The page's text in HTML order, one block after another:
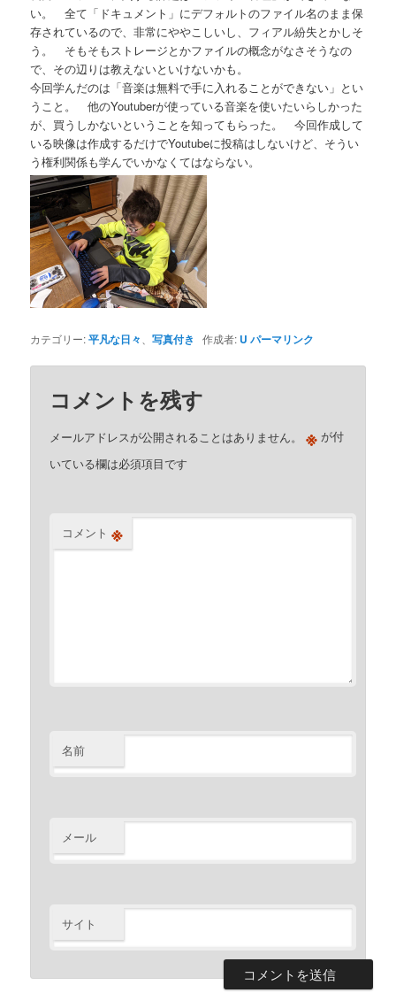
い。 全て「ドキュメント」にデフォルトのファイル名のまま保
存されているので、非常にややこしいし、フィアル紛失とかしそ
う。 そもそもストレージとかファイルの概念がなさそうなの
で、その辺りは教えないといけないかも。
今回学んだのは「音楽は無料で手に入れることができない」とい
うこと。 他のYoutuberが使っている音楽を使いたいらしかった
が、買うしかないということを知ってもらった。 今回作成して
いる映像は作成するだけでYoutubeに投稿はしないけど、そうい
う権利関係も学んでいかなくてはならない。
カテゴリー:平凡な日々 、写真付き 作成者: U パーマリンク
コメントを残す
メールアドレスが公開されることはありません。 ※ が付
いている欄は必須項目です
コメント ※
名前
メール
サイト